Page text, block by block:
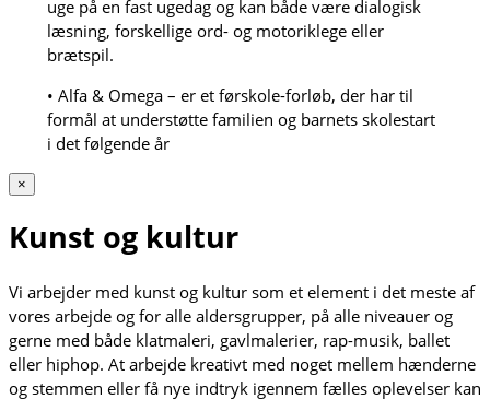
uge på en fast ugedag og kan både være dialogisk
læsning, forskellige ord- og motoriklege eller
brætspil.
• Alfa & Omega – er et førskole-forløb, der har til
formål at understøtte familien og barnets skolestart
i det følgende år
×
Kunst og kultur
Vi arbejder med kunst og kultur som et element i det meste af
vores arbejde og for alle aldersgrupper, på alle niveauer og
gerne med både klatmaleri, gavlmalerier, rap-musik, ballet
eller hiphop. At arbejde kreativt med noget mellem hænderne
og stemmen eller få nye indtryk igennem fælles oplevelser kan